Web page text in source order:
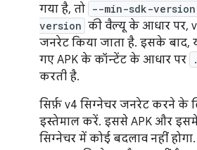
गया है, तो --min-sdk-version
version की वैल्यू के आधार पर,
जनरेट किया जाता है. इसके बाद,
गए APK के कॉन्टेंट के आधार पर
करती है.
सिर्फ़ v4 सिग्नेचर जनरेट करने के
इस्तेमाल करें. इससे APK और
सिग्नेचर में कोई बदलाव नहीं